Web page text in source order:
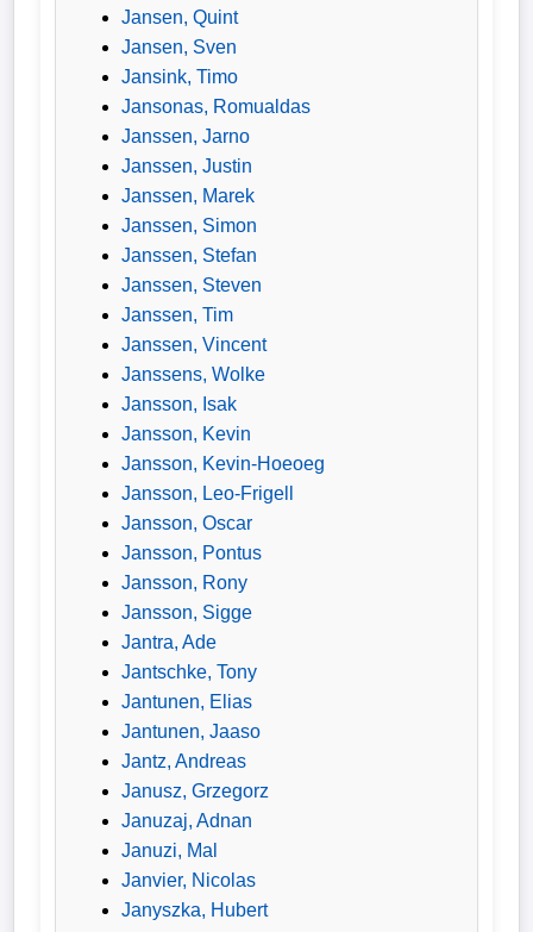
Jansen, Quint
Jansen, Sven
Jansink, Timo
Jansonas, Romualdas
Janssen, Jarno
Janssen, Justin
Janssen, Marek
Janssen, Simon
Janssen, Stefan
Janssen, Steven
Janssen, Tim
Janssen, Vincent
Janssens, Wolke
Jansson, Isak
Jansson, Kevin
Jansson, Kevin-Hoeoeg
Jansson, Leo-Frigell
Jansson, Oscar
Jansson, Pontus
Jansson, Rony
Jansson, Sigge
Jantra, Ade
Jantschke, Tony
Jantunen, Elias
Jantunen, Jaaso
Jantz, Andreas
Janusz, Grzegorz
Januzaj, Adnan
Januzi, Mal
Janvier, Nicolas
Janyszka, Hubert